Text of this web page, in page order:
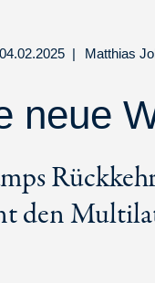
04.02.2025 | Matthias
neue
den